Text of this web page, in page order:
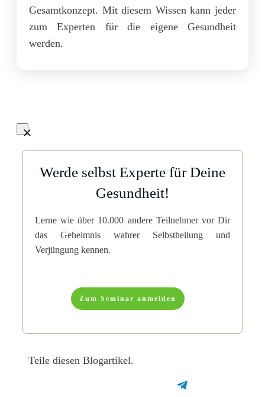
Gesamtkonzept. Mit diesem Wissen kann jeder
zum Experten für die eigene Gesundheit
werden.
Werde selbst Experte für Deine
Gesundheit!
Lerne wie über 10.000 andere Teilnehmer vor Dir
das Geheimnis wahrer Selbstheilung und
Verjüngung kennen.
Zum Seminar anmelden
Teile diesen Blogartikel.